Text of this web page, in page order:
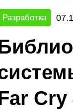
Разработка
Cry